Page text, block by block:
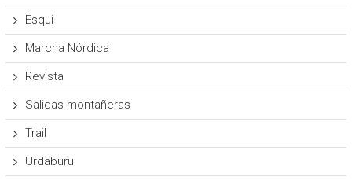
Esqui
Marcha Nórdica
Revista
Salidas montañeras
Trail
Urdaburu